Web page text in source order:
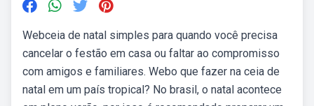
Webceia de natal simples para quando você precisa
cancelar o festão em casa ou faltar ao compromisso
com amigos e familiares. Webo que fazer na ceia de
natal em um país tropical? No brasil, o natal acontece